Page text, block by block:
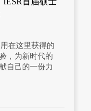
在这里获得的
，为新时代的
自己的一份力